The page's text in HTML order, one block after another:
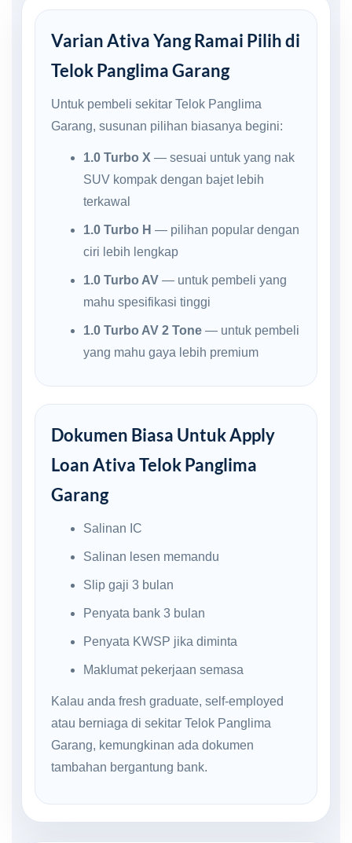
Varian Ativa Yang Ramai Pilih di
Telok Panglima Garang
Untuk pembeli sekitar Telok Panglima
Garang, susunan pilihan biasanya begini:
1.0 Turbo X — sesuai untuk yang nak
SUV kompak dengan bajet lebih
terkawal
1.0 Turbo H — pilihan popular dengan
ciri lebih lengkap
1.0 Turbo AV— untuk pembeli yang
mahu spesifikasi tinggi
1.0 Turbo AV 2 Tone— untuk pembeli
yang mahu gaya lebih premium
Dokumen Biasa Untuk Apply
Loan Ativa Telok Panglima
Garang
Salinan IC
Salinan lesen memandu
Slip gaji 3 bulan
Penyata bank 3 bulan
Penyata KWSP jika diminta
Maklumat pekerjaan semasa
Kalau anda fresh graduate, self-employed
atau berniaga di sekitar Telok Panglima
Garang, kemungkinan ada dokumen
tambahan bergantung bank.